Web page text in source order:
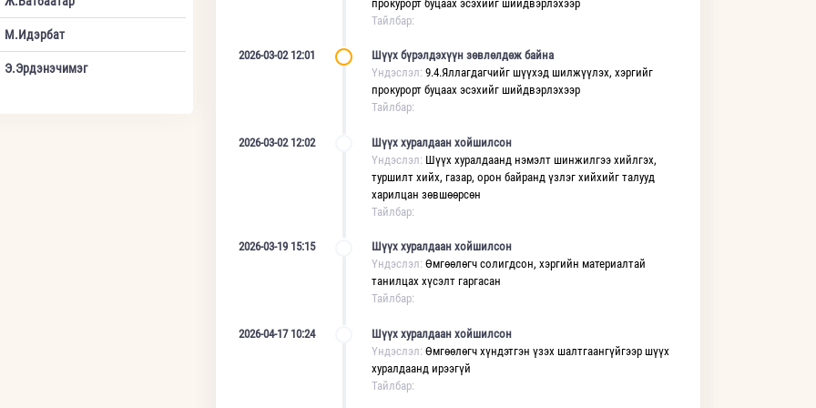
М.Идэрбат
Э.Эрдэнэчимэг
прокурорт буцаах эсэхийг шийдвэрлэхээр
Тайлбар:
2026-03-02 12:01
Шүүх бүрэлдэхүүн зөвлөлдөж байна
Үндэслэл: 9.4.Яллагдагчийг шүүхэд шилжүүлэх, хэргийг
прокурорт буцаах эсэхийг шийдвэрлэхээр
Тайлбар:
2026-03-02 12:02
Шүүх хуралдаан хойшилсон
Үндэслэл: Шүүх хуралдаанд нэмэлт шинжилгээ хийлгэх,
туршилт хийх, газар, орон байранд үзлэг хийхийг талууд
харилцан зөвшөөрсөн
Тайлбар:
2026-03-19 15:15
Шүүх хуралдаан хойшилсон
Үндэслэл: Өмгөөлөгч солигдсон, хэргийн материалтай
танилцах хүсэлт гаргасан
Тайлбар:
2026-04-17 10:24
Шүүх хуралдаан хойшилсон
Үндэслэл: Өмгөөлөгч хүндэтгэн үзэх шалтгаангүйгээр шүүх
хуралдаанд ирээгүй
Тайлбар: